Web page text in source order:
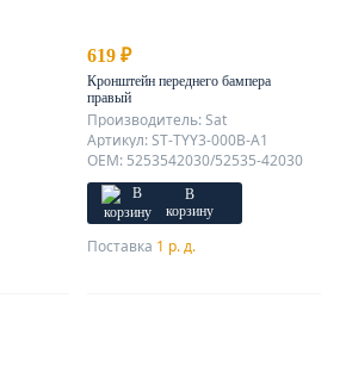
619 ₽
Кронштейн переднего бампера
правый
Производитель: Sat
Артикул: ST-TYY3-000B-A1
OEM: 5253542030/52535-42030
В
корзину
Поставка 1 р. д.